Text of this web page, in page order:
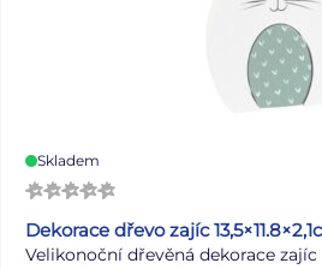
Skladem
Dekorace dřevo zajíc
Velikonoční dřevěná dekorace